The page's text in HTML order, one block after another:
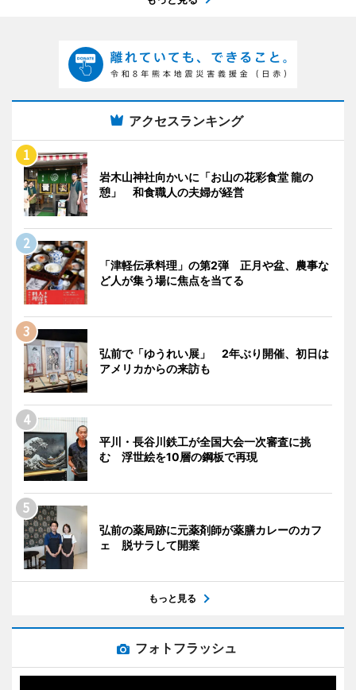
アクセスランキング
岩木山神社向かいに「お山の花彩食堂 龍の
憩」 和食職人の夫婦が経営
「津軽伝承料理」の第2弾 正月や盆、農事な
ど人が集う場に焦点を当てる
弘前で「ゆうれい展」 2年ぶり開催、初日は
アメリカからの来訪も
平川・長谷川鉄工が全国大会一次審査に挑
む 浮世絵を10層の鋼板で再現
弘前の薬局跡に元薬剤師が薬膳カレーのカフ
ェ 脱サラして開業
もっと見る
フォトフラッシュ